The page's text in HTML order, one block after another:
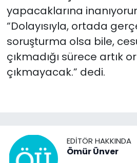
yapacaklarına
“Dolayısıyla, ortada
soruşturma olsa bile,
çıkmadığı sürece artık
çıkmayacak.” dedi.
EDITÖR HAKKINDA
Ömür Ünver